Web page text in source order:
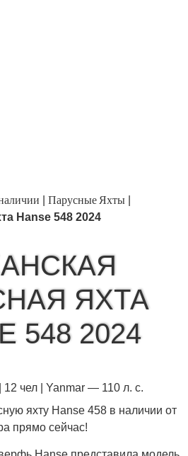
Парусные Яхты
Hanse 548 2024
ЯХТА
548 2024
чел | Yanmar — 110 л. с.
яхту Hanse 458 в наличии от
прямо сейчас!